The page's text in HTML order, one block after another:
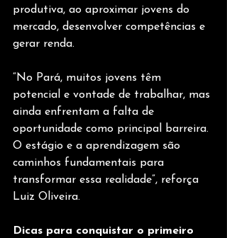
produtiva, ao aproximar jovens do
mercado, desenvolver competências e
gerar renda.
“No Pará, muitos jovens têm
potencial e vontade de trabalhar, mas
ainda enfrentam a falta de
oportunidade como principal barreira.
O estágio e a aprendizagem são
caminhos fundamentais para
transformar essa realidade”, reforça
Luiz Oliveira.
Dicas para conquistar o primeiro